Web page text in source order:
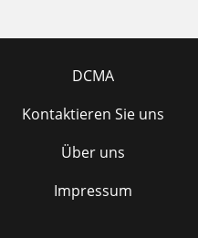
DCMA
Kontaktieren Sie uns
Über uns
Impressum